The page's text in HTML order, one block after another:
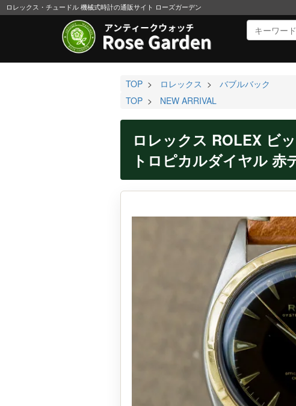
ロレックス・チュードル 機械式時計の通販サイト ローズガーデン
TOP > ロレックス >
バブルバック
TOP > NEW ARRIVAL
ロレックス ROLEX ビ
トロピカルダイヤル 赤